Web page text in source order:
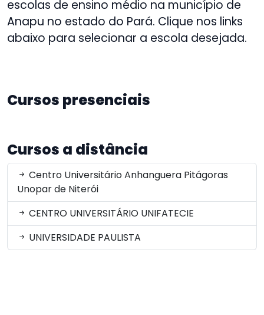
escolas de ensino médio na município de
Anapu no estado do Pará. Clique nos links
abaixo para selecionar a escola desejada.
Cursos presenciais
Cursos a distância
Centro Universitário Anhanguera Pitágoras
Unopar de Niterói
CENTRO UNIVERSITÁRIO UNIFATECIE
UNIVERSIDADE PAULISTA